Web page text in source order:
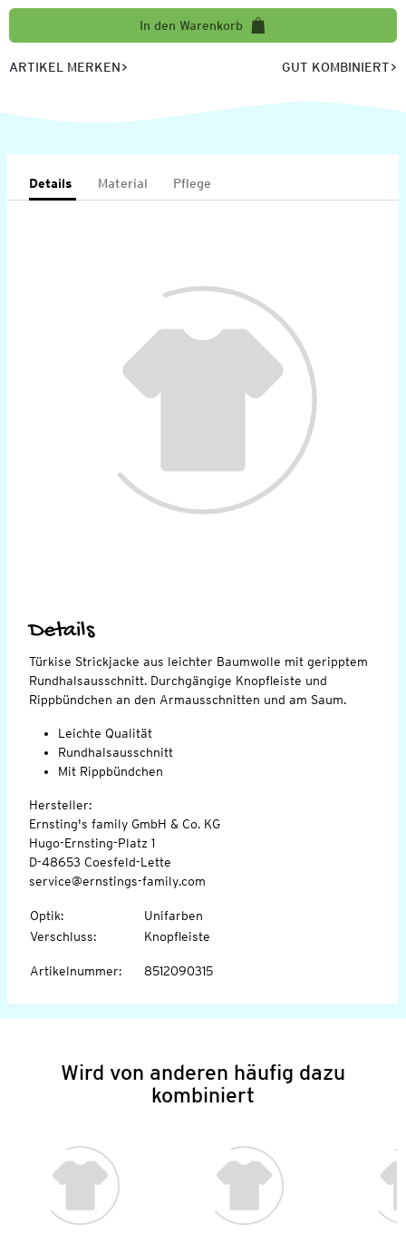
In den Warenkorb
ARTIKEL MERKEN GUT KOMBINIERT
Details Material Pflege
Details
Türkise Strickjacke aus leichter Baumwolle mit geripptem
Rundhalsausschnitt. Durchgängige Knopfleiste und
Rippbündchen an den Armausschnitten und am Saum.
Leichte Qualität
Rundhalsausschnitt
Mit Rippbündchen
Hersteller:
Ernsting's family GmbH & Co. KG
Hugo-Ernsting-Platz 1
D-48653 Coesfeld-Lette
service@ernstings-family.com
Optik:
Unifarben
Verschluss: Knopfleiste
Artikelnummer: 8512090315
Wird von anderen häufig dazu
kombiniert